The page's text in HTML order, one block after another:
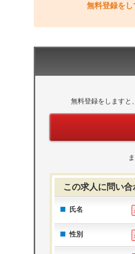
無料登録をし
無料登録をしますと
この求人に問い合
氏名
性別